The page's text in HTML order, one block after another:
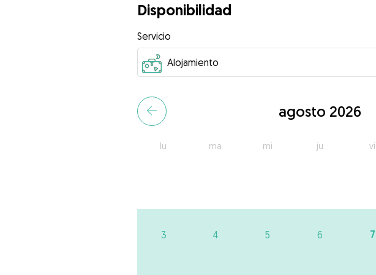
Disponibilidad
Servicio
agosto 2026
lu ma mi ju vi
3 4 5 6 7